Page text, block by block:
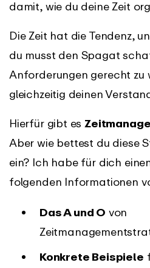
damit, wie du deine Zeit
Die Zeit hat die Tendenz,
du musst den Spagat
Anforderungen gerecht zu
gleichzeitig deinen
Hierfür gibt es
Aber wie bettest du diese
ein? Ich habe für dich
folgenden Informationen
Das A und O von
Konkrete Beispiele